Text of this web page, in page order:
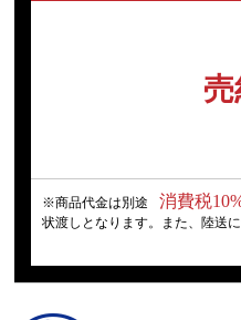
※商品代金は別途 消費税
状渡しとなります。また、陸送